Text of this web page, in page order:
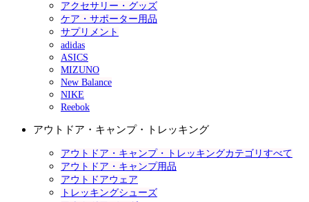
アクセサリー・グッズ
ケア・サポーター用品
サプリメント
adidas
ASICS
MIZUNO
New Balance
NIKE
Reebok
アウトドア・キャンプ・トレッキング
アウトドア・キャンプ・トレッキングカテゴリすべて
アウトドア・キャンプ用品
アウトドアウェア
トレッキングシューズ